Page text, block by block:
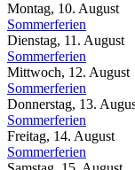
Montag, 10. August
Sommerferien
Dienstag, 11. August
Sommerferien
Mittwoch, 12. August
Sommerferien
Donnerstag, 13.
Sommerferien
Freitag, 14. August
Sommerferien